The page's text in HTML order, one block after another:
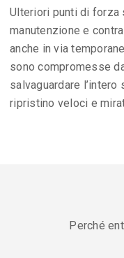
Ulteriori punti di forza
manutenzione e
anche in via
sono compromesse
salvaguardare
ripristino veloci e
Perché